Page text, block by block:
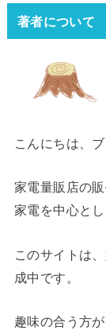
著者について
こんにちは、
家電量販店の
家電を中心と
このサイトは
成中です。
趣味の合う方